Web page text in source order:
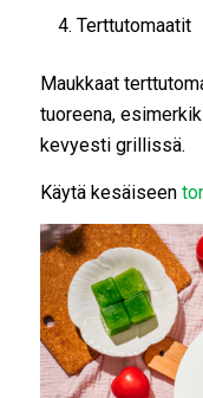
Terttutomaatit
Maukkaat
tuoreena,
kevyesti grillissä.
Käytä kesäiseen